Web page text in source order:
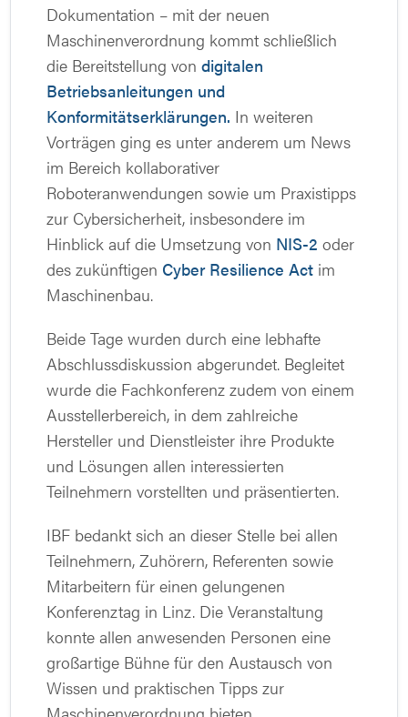
Dokumentation – mit der neuen
Maschinenverordnung kommt schließlich
die Bereitstellung von digitalen
Betriebsanleitungen und
Konformitätserklärungen. In weiteren
Vorträgen ging es unter anderem um News
im Bereich kollaborativer
Roboteranwendungen sowie um Praxistipps
zur Cybersicherheit, insbesondere im
Hinblick auf die Umsetzung von NIS-2 oder
des zukünftigen Cyber Resilience Act im
Maschinenbau.
Beide Tage wurden durch eine lebhafte
Abschlussdiskussion abgerundet. Begleitet
wurde die Fachkonferenz zudem von einem
Ausstellerbereich, in dem zahlreiche
Hersteller und Dienstleister ihre Produkte
und Lösungen allen interessierten
Teilnehmern vorstellten und präsentierten.
IBF bedankt sich an dieser Stelle bei allen
Teilnehmern, Zuhörern, Referenten sowie
Mitarbeitern für einen gelungenen
Konferenztag in Linz. Die Veranstaltung
konnte allen anwesenden Personen eine
großartige Bühne für den Austausch von
Wissen und praktischen Tipps zur